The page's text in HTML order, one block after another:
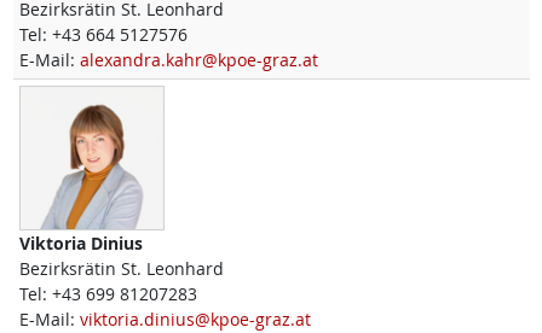
Bezirksrätin St. Leonhard
Tel: +43 664 5127576
E-Mail: alexandra.kahr@kpoe-graz.at
Viktoria Dinius
Bezirksrätin St. Leonhard
Tel: +43 699 81207283
E-Mail: viktoria.dinius@kpoe-graz.at